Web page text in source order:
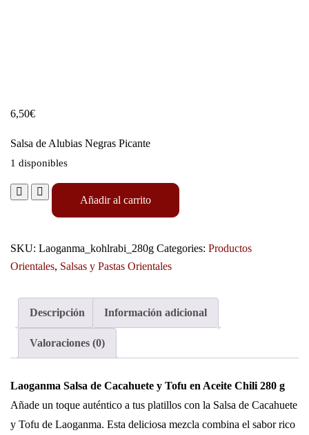
6,50€
Salsa de Alubias Negras Picante
1 disponibles
Añadir al carrito
SKU: Laoganma_kohlrabi_280g Categories: Productos
Orientales, Salsas y Pastas Orientales
Descripción Información adicional
Valoraciones (0)
Laoganma Salsa de Cacahuete y Tofu en Aceite Chili 280 g
Añade un toque auténtico a tus platillos con la Salsa de Cacahuete
y Tofu de Laoganma. Esta deliciosa mezcla combina el sabor rico